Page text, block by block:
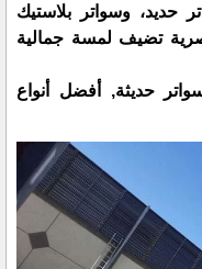
حديد، وسواتر بلاستيك
تضيف لمسة جمالية
حديثة, أفضل أنواع